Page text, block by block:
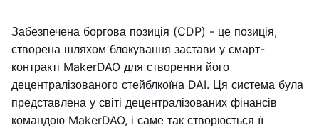
Забезпечена боргова позиція (CDP) - це позиція,
створена шляхом блокування застави у смарт-
контракті MakerDAO для створення його
децентралізованого стейблкоїна DAI. Ця система була
представлена у світі децентралізованих фінансів
командою MakerDAO, і саме так створюється її